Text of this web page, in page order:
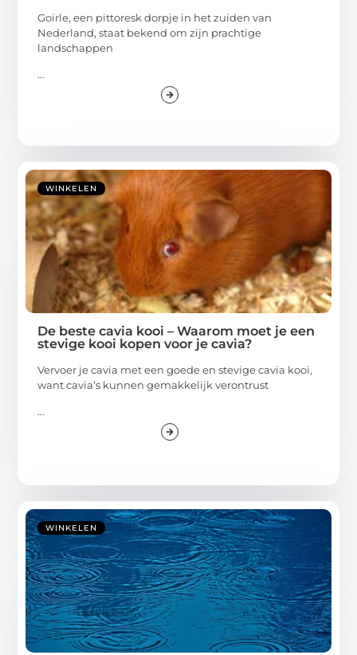
Goirle, een pittoresk dorpje in het zuiden van
Nederland, staat bekend om zijn prachtige
landschappen
...
WINKELEN
De beste cavia kooi – Waarom moet je een
stevige kooi kopen voor je cavia?
Vervoer je cavia met een goede en stevige cavia kooi,
want cavia’s kunnen gemakkelijk verontrust
...
WINKELEN